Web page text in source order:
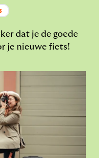
dat je de goede
je nieuwe fiets!